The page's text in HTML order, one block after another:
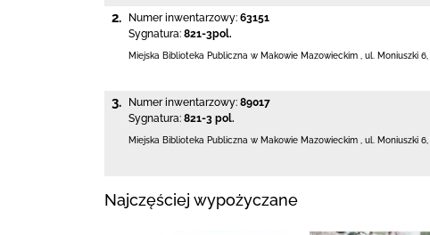
2. Numer inwentarzowy: 63151
Sygnatura: 821-3pol.
Miejska Biblioteka Publiczna w Makowie Mazowieckim ul. Moniuszki 6
3. Numer inwentarzowy: 89017
Sygnatura: 821-3 pol.
Miejska Biblioteka Publiczna w Makowie Mazowieckim , ul. Moniuszki 6,
Najczęściej wypożyczane